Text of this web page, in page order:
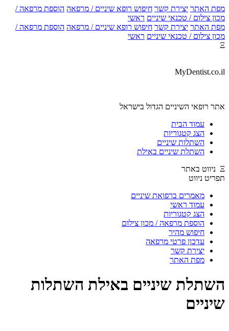
מפת האתר יצירת קשר חיפוש רופא שיניים / מרפאה הוספת מרפאה /
מכון צילום / טכנאי שיניים ראשי
מפת האתר יצירת קשר חיפוש רופא שיניים / מרפאה הוספת מרפאה /
מכון צילום / טכנאי שיניים ראשי
Ξ
MyDentist.co.il
אתר רופאי השיניים הגדול בישראל
עמוד הבית
הצג קטגוריות
השתלות שיניים
השתלת שיניים באילת
Ξ ניווט באתר
תפריט ניווט
מאמרים ברפואת שיניים
עמוד ראשי
הצג קטגוריות
הוספת מרפאה / מכון צילום
חיפוש מהיר
עדכון פרטי מרפאה
יצירת קשר
מפת האתר
השתלת שיניים באילת השתלות
שיניים